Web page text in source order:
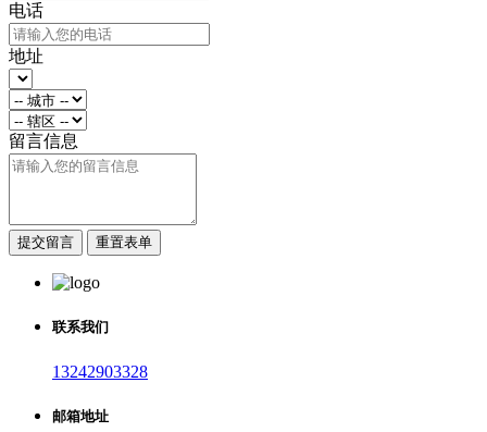
电话
地址
留言信息
提交留言 重置表单
联系我们
13242903328
邮箱地址